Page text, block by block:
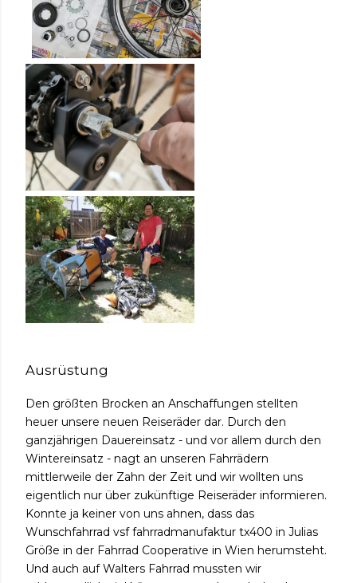
Ausrüstung
Den größten Brocken an Anschaffungen stellten
heuer unsere neuen Reiseräder dar. Durch den
ganzjährigen Dauereinsatz - und vor allem durch den
Wintereinsatz - nagt an unseren Fahrrädern
mittlerweile der Zahn der Zeit und wir wollten uns
eigentlich nur über zukünftige Reiseräder informieren.
Konnte ja keiner von uns ahnen, dass das
Wunschfahrrad vsf fahrradmanufaktur tx400 in Julias
Größe in der Fahrrad Cooperative in Wien herumsteht.
Und auch auf Walters Fahrrad mussten wir